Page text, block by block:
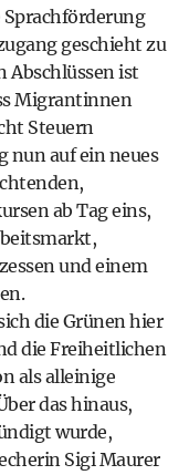
geschieht zu
Abschlüssen ist
Migrantinnen
Steuern
nun auf ein neues
ab Tag eins,
und einem
die Grünen hier
die Freiheitlichen
als alleinige
das hinaus,
wurde,
Sigi Maurer